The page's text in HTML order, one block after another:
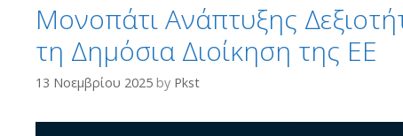
Μονοπάτι Ανάπτυξης
τη Δημόσια Διοίκηση της ΕΕ
13 Νοεμβρίου 2025 by Pkst